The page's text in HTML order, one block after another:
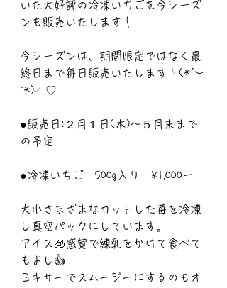
いた大好評の冷凍いちごを今シーズ
ンも販売いたします！
今シーズンは、期間限定ではなく最
終日まで毎日販売いたします╰(*´︶
`*)╯♡
●販売日:２月１日(木)〜５月末まで
の予定
●冷凍いちご　500g入り　¥1,000－
大小さまざまなカットした苺を冷凍
し真空パックにしています。
アイス🧊感覚で練乳をかけて食べて
もよし👍
ミキサーでスムージーにするのもオ